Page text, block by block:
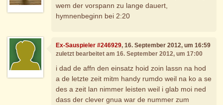
wem der vorspann zu lange dauert,
hymnenbeginn bei 2:20
Ex-Sauspieler #246929, 16. September 2012, um 16:59
zuletzt bearbeitet am 16. September 2012, um 17:00
i dad de affn den einsatz hoid zoin lassn na hod
a de letzte zeit mitm handy rumdo weil na ko a se
des a zeit lan nimmer leisten weil i glab moi ned
dass der clever gnua war de nummer zum